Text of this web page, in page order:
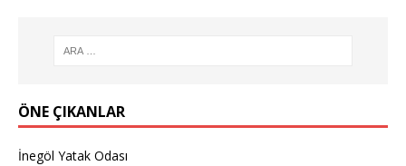
ÖNE ÇIKANLAR
İnegöl Yatak Odası